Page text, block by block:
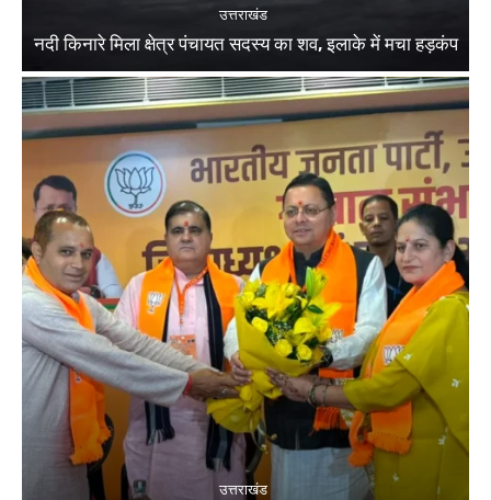
उत्तराखंड
नदी किनारे मिला क्षेत्र पंचायत सदस्य का शव, इलाके में मचा हड़कंप
उत्तराखंड